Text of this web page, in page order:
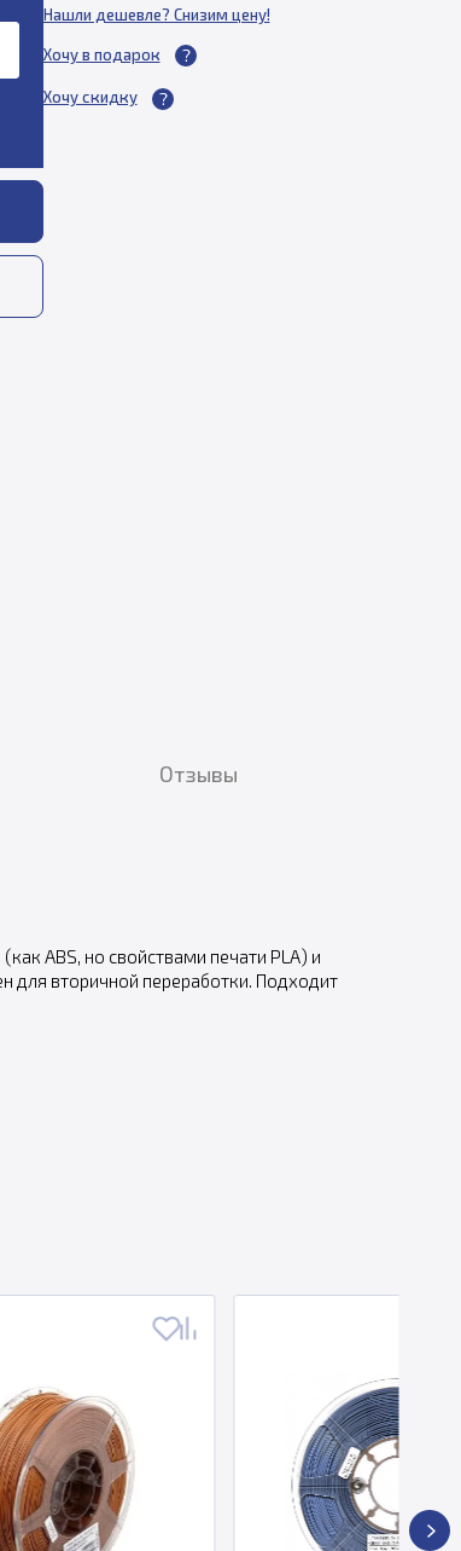
Нашли дешевле? Снизим цену!
Хочу в подарок
Хочу скидку
Отзывы
ABS, но свойствами печати PLA) и
для вторичной переработки. Подходит